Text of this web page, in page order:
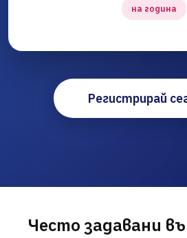
на година
Регистрирай
Често задавани